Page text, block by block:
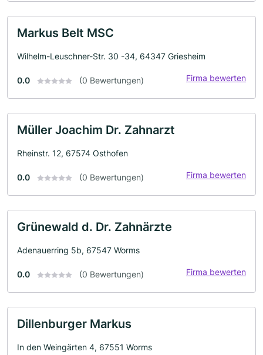
Markus Belt MSC
Wilhelm-Leuschner-Str. 30 -34, 64347 Griesheim
0.0 (0 Bewertungen) Firma bewerten
Müller Joachim Dr. Zahnarzt
Rheinstr. 12, 67574 Osthofen
0.0 (0 Bewertungen) Firma bewerten
Grünewald d. Dr. Zahnärzte
Adenauerring 5b, 67547 Worms
0.0 (0 Bewertungen) Firma bewerten
Dillenburger Markus
In den Weingärten 4, 67551 Worms